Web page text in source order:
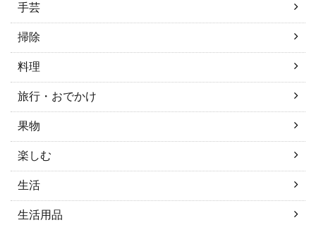
手芸
掃除
料理
旅行・おでかけ
果物
楽しむ
生活
生活用品